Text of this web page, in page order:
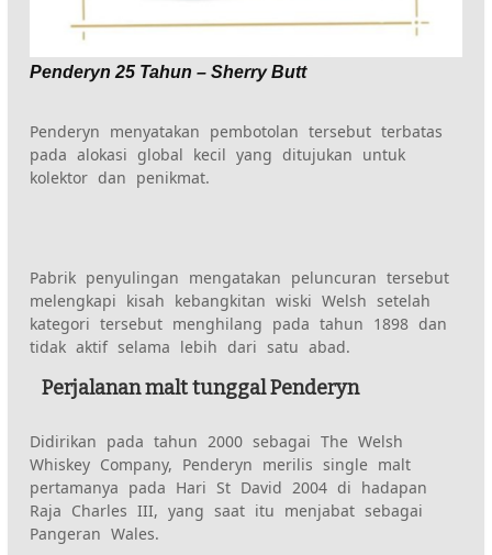
Penderyn 25 Tahun – Sherry Butt
Penderyn menyatakan pembotolan tersebut terbatas
pada alokasi global kecil yang ditujukan untuk
kolektor dan penikmat.
Pabrik penyulingan mengatakan peluncuran tersebut
melengkapi kisah kebangkitan wiski Welsh setelah
kategori tersebut menghilang pada tahun 1898 dan
tidak aktif selama lebih dari satu abad.
Perjalanan malt tunggal Penderyn
Didirikan pada tahun 2000 sebagai The Welsh
Whiskey Company, Penderyn merilis single malt
pertamanya pada Hari St David 2004 di hadapan
Raja Charles III, yang saat itu menjabat sebagai
Pangeran Wales.